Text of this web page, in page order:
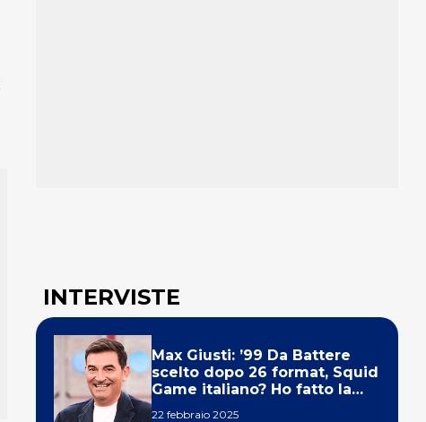
INTERVISTE
Max Giusti: ’99 Da Battere
scelto dopo 26 format, Squid
Game italiano? Ho fatto la
22 febbraio 2025